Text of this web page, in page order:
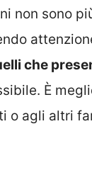
non sono
che
È
o agli altri